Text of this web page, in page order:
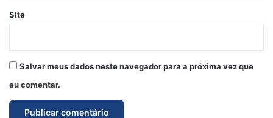
Site
Salvar meus dados neste navegador para a próxima vez que
eu comentar.